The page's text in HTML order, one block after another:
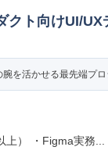
クト向けUI/
腕を活かせる最先端プ
） ・Figma実務...